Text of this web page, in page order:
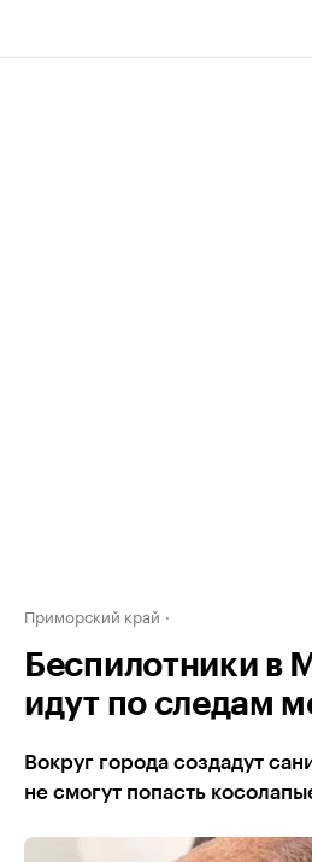
Приморский край
Беспилотники в
идут по следам
Вокруг города создадут
не смогут попасть